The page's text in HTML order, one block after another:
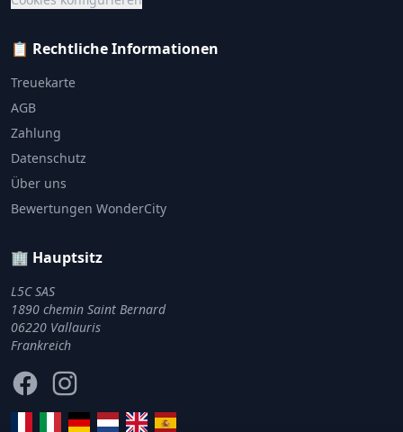
📋 Rechtliche Informationen
Treuekarte
AGB
Zahlung
Datenschutz
Über uns
Bewertungen WonderCity
🏢 Hauptsitz
L5C SAS
1890 chemin Saint Bernard
06220 Vallauris
Frankreich
FacebookInstagram